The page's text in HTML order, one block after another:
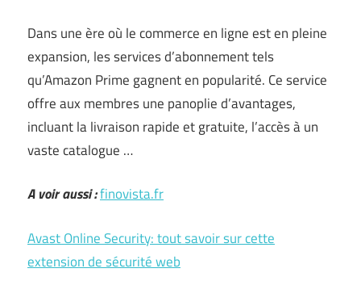
Dans une ère où le commerce en ligne est en pleine
expansion, les services d’abonnement tels
qu’Amazon Prime gagnent en popularité. Ce service
offre aux membres une panoplie d’avantages,
incluant la livraison rapide et gratuite, l’accès à un
vaste catalogue …
A voir aussi :finovista.fr
Avast Online Security: tout savoir sur cette
extension de sécurité web